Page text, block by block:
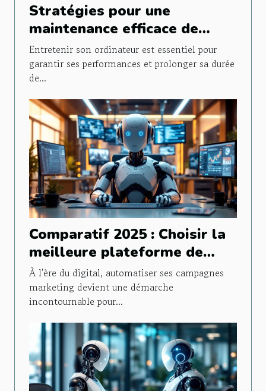
Stratégies pour une
maintenance efficace de
votre ordinateur
Entretenir son ordinateur est essentiel pour
garantir ses performances et prolonger sa durée
de...
Comparatif 2025 : Choisir la
meilleure plateforme de
marketing automatisé
À l'ère du digital, automatiser ses campagnes
marketing devient une démarche
incontournable pour...